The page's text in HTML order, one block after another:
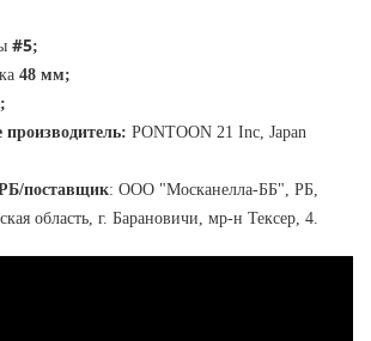
#5;
48 мм;
;
PONTOON 21 Inc, Japan
поставщик: ООО "Москанелла-ББ", РБ,
область, г. Барановичи, мр-н Тексер, 4.